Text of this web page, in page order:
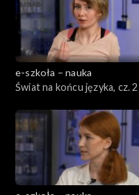
e-szkoła – nauka
Świat na końcu języka, cz. 2